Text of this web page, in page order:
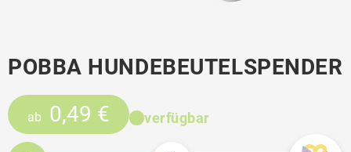
POBBA HUNDEBEUTELSPENDER
ab 0,49 € verfügbar